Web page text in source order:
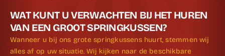
WAT KUNT U VERWACHTEN BIJ HET HUREN
VAN EEN GROOT SPRINGKUSSEN?
Wanneer u bij ons grote springkussens huurt, stemmen wij
alles af op uw situatie. Wij kijken naar de beschikbare